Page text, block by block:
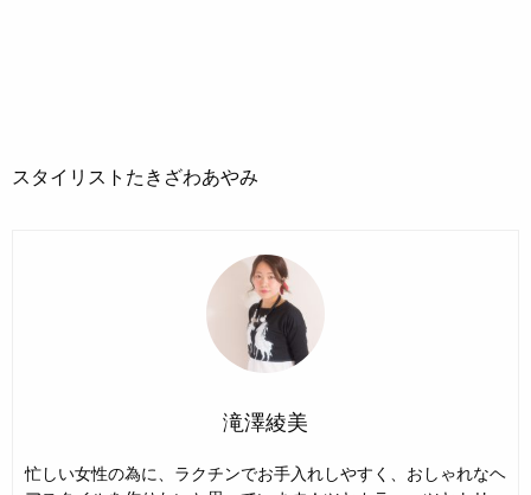
スタイリストたきざわあやみ
滝澤綾美
忙しい女性の為に、ラクチンでお手入れしやすく、おしゃれなヘ